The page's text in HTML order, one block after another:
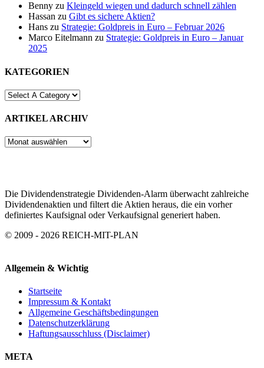
Benny zu Kleingeld wiegen und dadurch schnell zählen
Hassan zu Gibt es sichere Aktien?
Hans zu Strategie: Goldpreis in Euro – Februar 2026
Marco Eitelmann zu Strategie: Goldpreis in Euro – Januar
2025
KATEGORIEN
ARTIKEL ARCHIV
ARTIKEL
Die Dividendenstrategie Dividenden-Alarm überwacht zahlreiche
Dividendenaktien und filtert die Aktien heraus, die ein vorher
definiertes Kaufsignal oder Verkaufsignal generiert haben.
© 2009 - 2026 REICH-MIT-PLAN
Allgemein & Wichtig
Startseite
Impressum & Kontakt
Allgemeine Geschäftsbedingungen
Datenschutzerklärung
Haftungsausschluss (Disclaimer)
META